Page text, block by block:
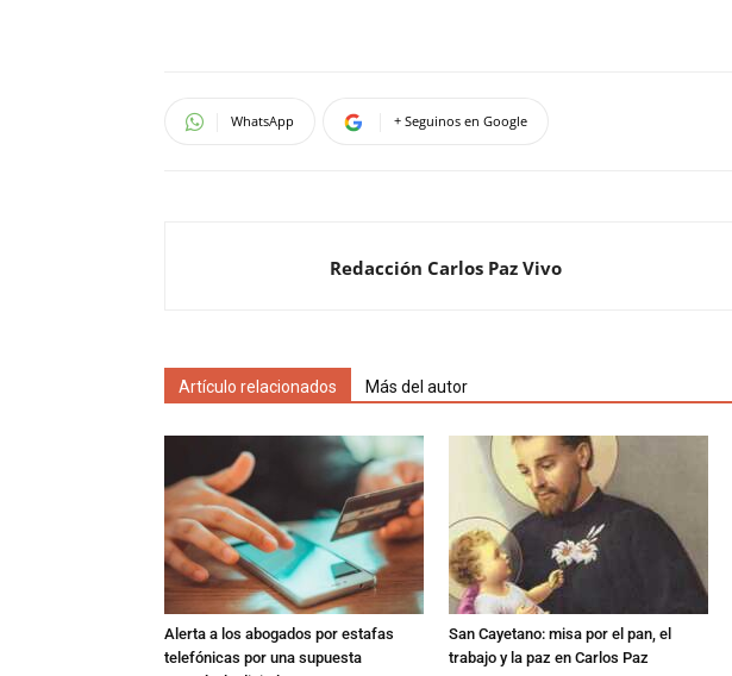
WhatsApp + Seguinos en Google
Redacción Carlos Paz Vivo
Artículo relacionados Más del autor
Alerta a los abogados por estafas
telefónicas por una supuesta
San Cayetano: misa por el pan, el
trabajo y la paz en Carlos Paz